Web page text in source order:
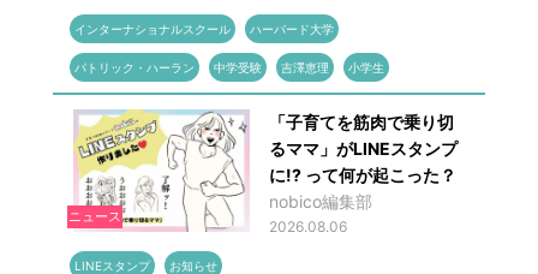
インターナショナルスクール ハーバード大学
パトリック・ハーラン 中学受験 吉澤恵理 小学生
ニュース
「子育てを筋肉で乗り切
るママ」がLINEスタンプ
に!? って何が起こった？
nobico編集部
2026.08.06
LINEスタンプ お知らせ